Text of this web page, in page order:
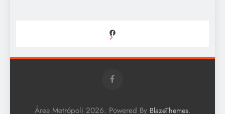
Área Metrópoli 2026. Powered By BlazeThemes.